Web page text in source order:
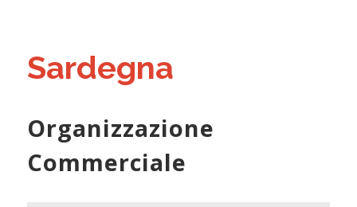
Sardegna
Organizzazione
Commerciale